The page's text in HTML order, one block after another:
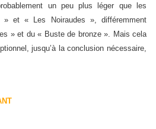
un peu plus léger que les
» et « Les Noiraudes », différemment
» et du « Buste de bronze ». Mais cela
jusqu’à la conclusion nécessaire,